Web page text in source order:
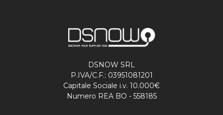
DSNOW SRL
P.IVA/C.F.: 03951081201
Capitale Sociale i.v. 10.000€
Numero REA BO - 558185